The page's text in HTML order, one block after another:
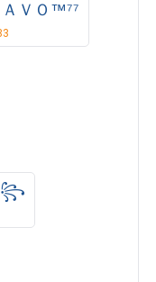
ＶＯ™⁷⁷